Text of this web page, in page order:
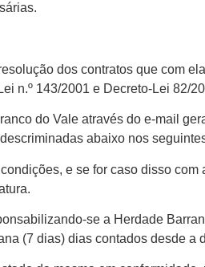
dos contratos que com
n.º 143/2001 e Decreto-Lei 82/
do Vale através do e-mail
abaixo nos
e se for caso disso
se a Herdade
(7 dias) dias contados desde a